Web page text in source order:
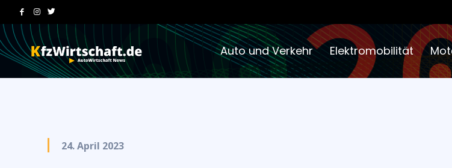
Auto und Verkehr Elektromobilität
24. April 2023